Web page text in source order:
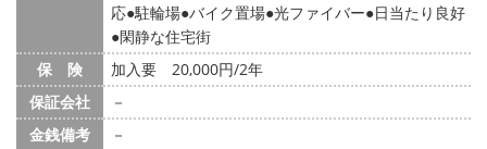
応 駐輪場 バイク置場 光ファイバー 日当たり良好
閑静な住宅街
保 険
加入要 20,000円/2年
保証会社
－
金銭備考
－